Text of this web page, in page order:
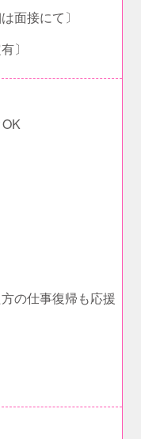
面接にて〕
〕
の仕事復帰も応援